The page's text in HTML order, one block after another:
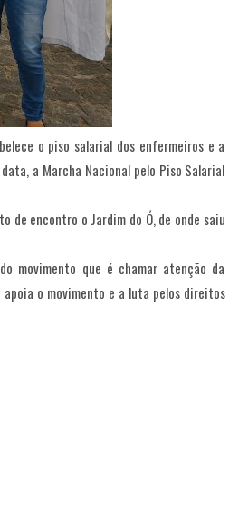
o piso salarial dos enfermeiros e a
a Marcha Nacional pelo Piso Salarial
de encontro o Jardim do Ó, de onde saiu
movimento que é chamar atenção da
o movimento e a luta pelos direitos